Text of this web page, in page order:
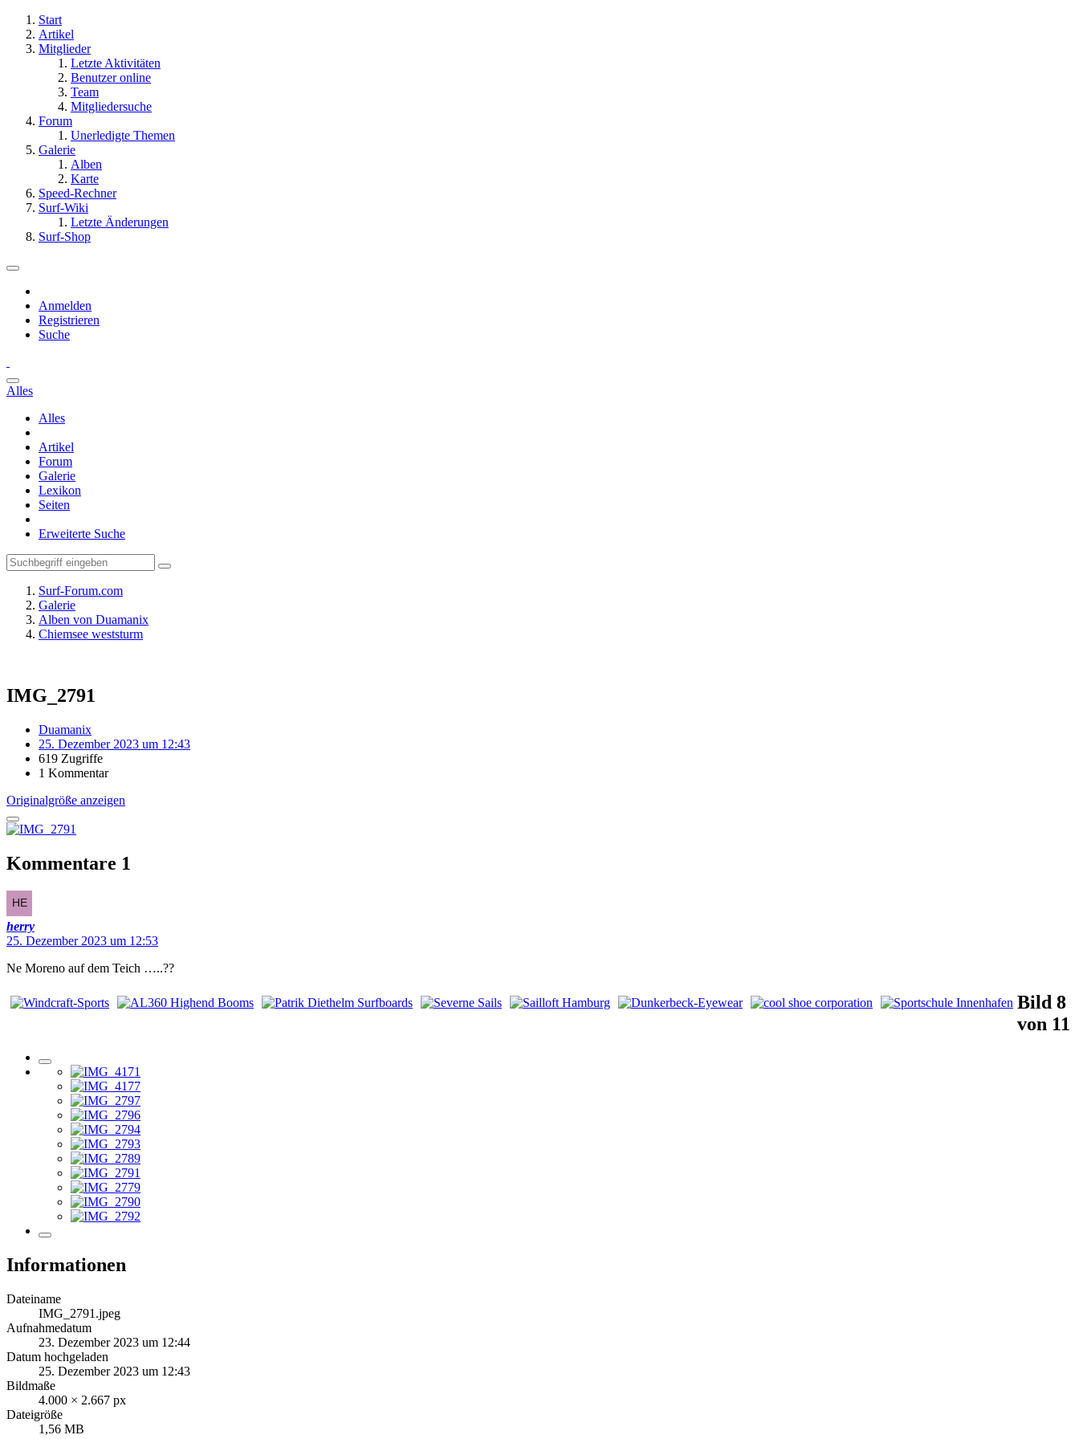
Start
Artikel
Mitglieder
Letzte Aktivitäten
Benutzer online
Team
Mitgliedersuche
Forum
Unerledigte Themen
Galerie
Alben
Karte
Speed-Rechner
Surf-Wiki
Letzte Änderungen
Surf-Shop
Anmelden
Registrieren
Suche
Alles
Alles
Artikel
Forum
Galerie
Lexikon
Seiten
Erweiterte Suche
Surf-Forum.com
Galerie
Alben von Duamanix
Chiemsee weststurm
IMG_2791
Duamanix
25. Dezember 2023 um 12:43
619 Zugriffe
1 Kommentar
Originalgröße anzeigen
Kommentare 1
herry
25. Dezember 2023 um 12:53
Ne Moreno auf dem Teich …..??
Bild 8
von 11
Informationen
Dateiname
IMG_2791.jpeg
Aufnahmedatum
23. Dezember 2023 um 12:44
Datum hochgeladen
25. Dezember 2023 um 12:43
Bildmaße
4.000 × 2.667 px
Dateigröße
1,56 MB